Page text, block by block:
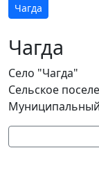
Чагда
Чагда
Село "Чагда"
Сельское